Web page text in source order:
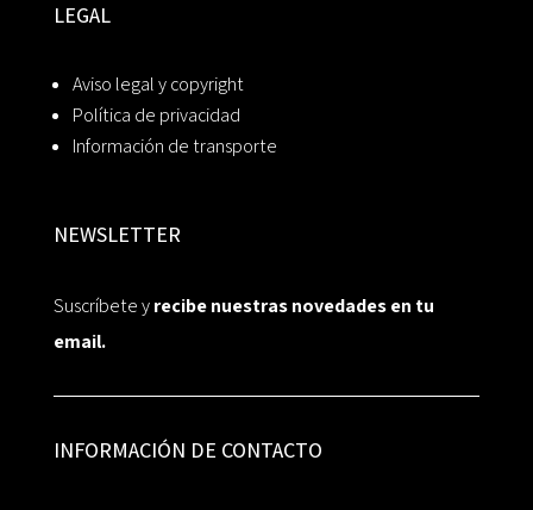
LEGAL
Aviso legal y copyright
Política de privacidad
Información de transporte
NEWSLETTER
Suscríbete yrecibe nuestras novedades en tu
email.
INFORMACIÓN DE CONTACTO